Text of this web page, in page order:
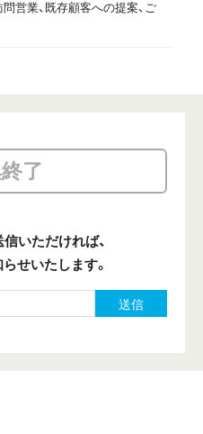
問営業、既存顧客への提案、ご
了
いただければ、
せいたします。
送信